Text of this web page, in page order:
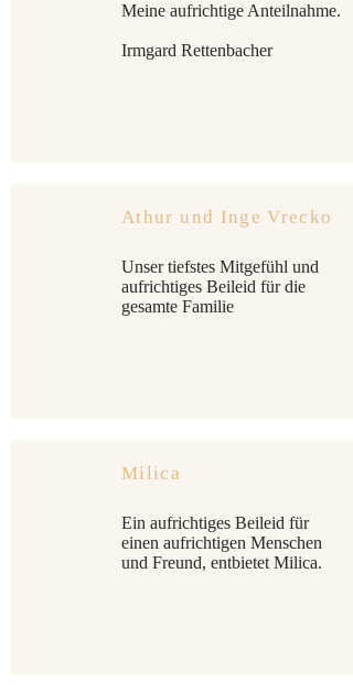
Meine aufrichtige Anteilnahme.
Irmgard Rettenbacher
Athur und Inge Vrecko
Unser tiefstes Mitgefühl und
aufrichtiges Beileid für die
gesamte Familie
Milica
Ein aufrichtiges Beileid für
einen aufrichtigen Menschen
und Freund, entbietet Milica.